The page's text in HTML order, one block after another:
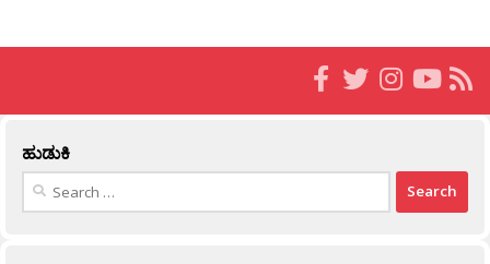
ಹುಡುಕಿ
Search